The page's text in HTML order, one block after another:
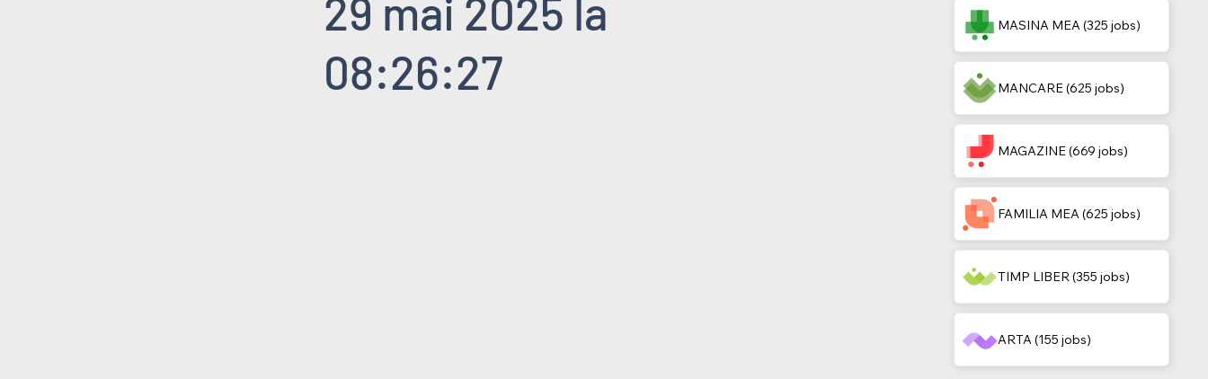
29 mai 2025 la
08:26:27
MASINA MEA (325 jobs)
MANCARE (625 jobs)
MAGAZINE (669 jobs)
FAMILIA MEA (625 jobs)
TIMP LIBER (355 jobs)
ARTA (155 jobs)